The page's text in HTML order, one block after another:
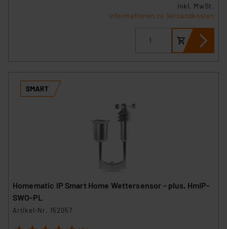
inkl. MwSt.
Informationen zu Versandkosten
Homematic IP Smart Home Wettersensor – plus, HmIP-
SWO-PL
Artikel-Nr. 152057